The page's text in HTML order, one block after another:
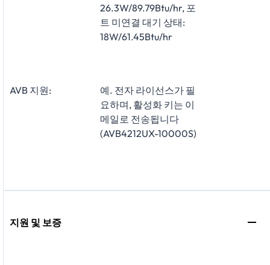
26.3W/89.79Btu/hr, 포
트 미연결 대기 상태:
18W/61.45Btu/hr
AVB 지원:
예. 전자 라이선스가 필
요하며, 활성화 키는 이
메일로 전송됩니다
(AVB4212UX-10000S)
지원 및 보증